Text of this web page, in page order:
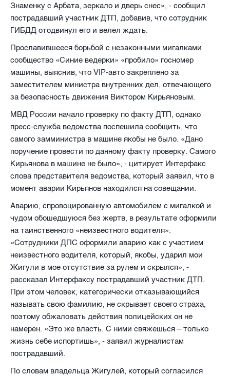
Знаменку с Арбата, зеркало и дверь снес», - сообщил
пострадавший участник ДТП, добавив, что сотрудник
ГИБДД отодвинул его и велел ждать.
Прославившееся борьбой с незаконными мигалками
сообщество «Синие ведерки» «пробило» госномер
машины, выяснив, что VIP-авто закреплено за
заместителем министра внутренних дел, отвечающего
за безопасность движения Виктором Кирьяновым.
МВД России начало проверку по факту ДТП, однако
пресс-служба ведомства поспешила сообщить, что
самого замминистра в машине якобы не было. «Дано
поручение провести по данному факту проверку. Самого
Кирьянова в машине не было», - цитирует Интерфакс
слова представителя ведомства, который заявил, что в
момент аварии Кирьянов находился на совещании.
Аварию, спровоцированную автомобилем с мигалкой и
чудом обошедшуюся без жертв, в результате оформили
на таинственного «неизвестного водителя».
«Сотрудники ДПС оформили аварию как с участием
неизвестного водителя, который, якобы, ударил мои
Жигули в мое отсутствие за рулем и скрылся», -
рассказал Интерфаксу пострадавший участник ДТП.
При этом человек, категорически отказывающийся
называть свою фамилию, не скрывает своего страха,
поэтому обжаловать действия полицейских он не
намерен. «Это же власть. С ними свяжешься – только
жизнь себе испортишь», - заявил журналистам
пострадавший.
По словам владельца Жигулей, который согласился